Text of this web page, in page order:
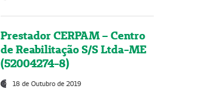
Prestador CERPAM – Centro
de Reabilitação S/S Ltda-ME
(52004274-8)
18 de Outubro de 2019